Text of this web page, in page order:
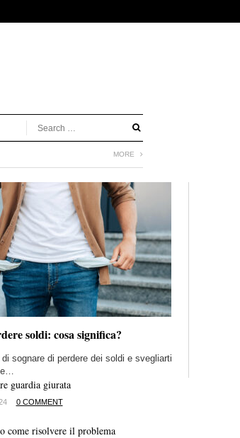
MORE
soldi: cosa significa?
sognare di perdere dei soldi e svegliarti
guardia giurata
0 COMMENT
come risolvere il problema